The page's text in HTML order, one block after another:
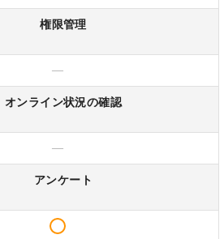
権限管理
—
オンライン状況の確認
—
アンケート